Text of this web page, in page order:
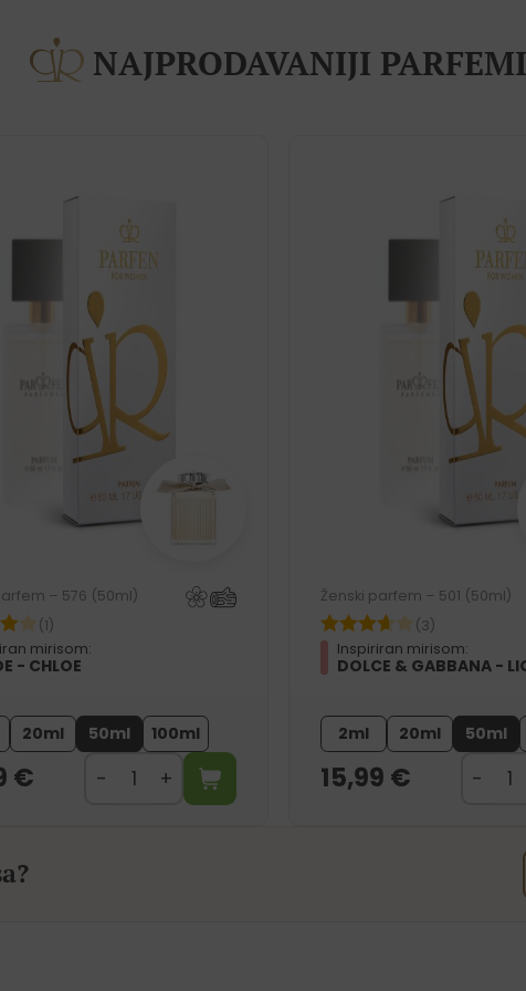
NAJPRODAVANIJI PARFEMI
– 576 (50ml)
(1)
mirisom:
- CHLOE
20ml 50ml 100ml
€
Ženski parfem – 501 (50ml)
(3)
Inspiriran mirisom:
DOLCE & GABBANA -
2ml 20ml 50ml
15,99 €